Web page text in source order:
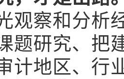
观察和分析
题研究、把
计地区、行